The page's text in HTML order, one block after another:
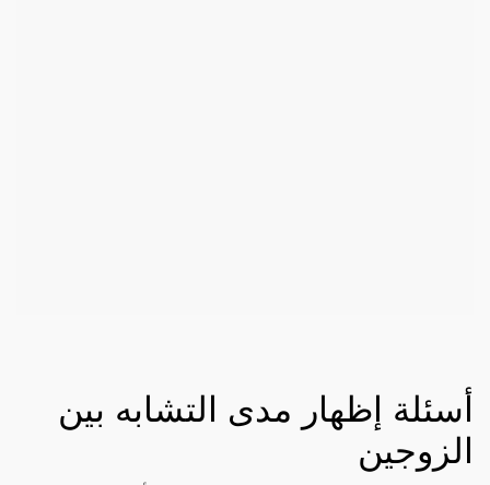
أسئلة إظهار مدى التشابه بين
الزوجين